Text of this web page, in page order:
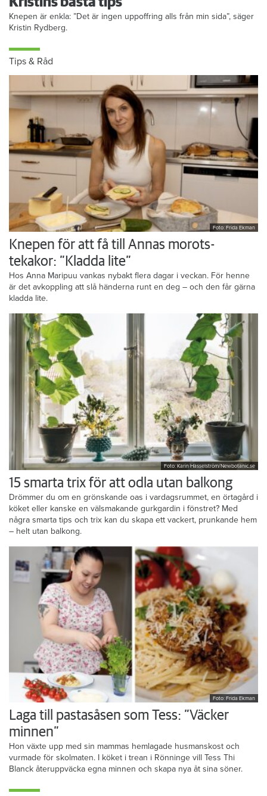
Knepen är enkla: ”Det är ingen uppoffring alls från min sida”, säger
Kristin Rydberg.
Tips & Råd
Foto: Frida Ekman
Knepen för att få till Annas morots-
tekakor: ”Kladda lite”
Hos Anna Maripuu vankas nybakt flera dagar i veckan. För henne
är det avkoppling att slå händerna runt en deg – och den får gärna
kladda lite.
Foto: Karin Hasselström/Newbotanic.se
15 smarta trix för att odla utan balkong
Drömmer du om en grönskande oas i vardagsrummet, en örtagård i
köket eller kanske en välsmakande gurkgardin i fönstret? Med
några smarta tips och trix kan du skapa ett vackert, prunkande hem
– helt utan balkong.
Foto: Frida Ekman
Laga till pastasåsen som Tess: ”Väcker
minnen”
Hon växte upp med sin mammas hemlagade husmanskost och
vurmade för skolmaten. I köket i trean i Rönninge vill Tess Thi
Blanck återuppväcka egna minnen och skapa nya åt sina söner.